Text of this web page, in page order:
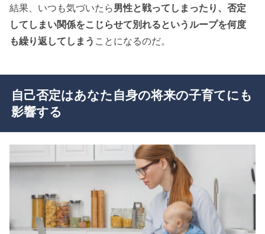
結果、いつも気づいたら男性と戦ってしまったり、否定
してしまい関係をこじらせて別れるというループを何度
も繰り返してしまう ことになるのだ。
自己否定はあなた自身の将来の子育てにも
影響する